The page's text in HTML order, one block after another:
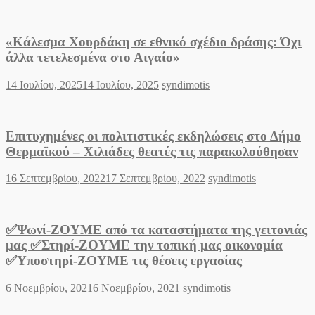
«Κάλεσμα Χουρδάκη σε εθνικό σχέδιο δράσης: Όχι
άλλα τετελεσμένα στο Αιγαίο»
Posted
14 Ιουλίου, 202514 Ιουλίου, 2025 Author
syndimotis
Επιτυχημένες οι πολιτιστικές εκδηλώσεις στο Δήμο
Θερμαϊκού – Χιλιάδες θεατές τις παρακολούθησαν
Posted
16 Σεπτεμβρίου, 202217 Σεπτεμβρίου, 2022 Author
syndimotis
✅Ψωνί-ΖΟΥΜΕ από τα καταστήματα της γειτονιάς
μας ✅Στηρί-ΖΟΥΜΕ την τοπική μας οικονομία
✅Υποστηρί-ΖΟΥΜΕ τις θέσεις εργασίας
Posted
6 Νοεμβρίου, 20216 Νοεμβρίου, 2021 Author
syndimotis